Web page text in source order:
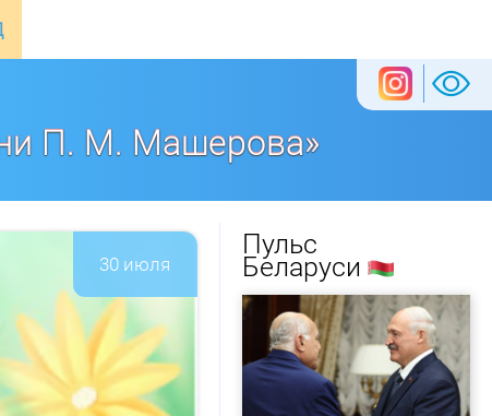
П. М. Машерова»
30 июля
Пульс
Беларуси